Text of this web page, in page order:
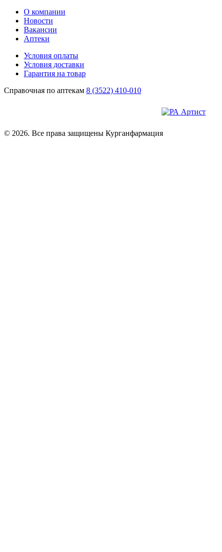
О компании
Новости
Вакансии
Аптеки
Условия оплаты
Условия доставки
Гарантия на товар
Справочная по аптекам 8 (3522) 410-010
© 2026. Все права защищены Курганфармация